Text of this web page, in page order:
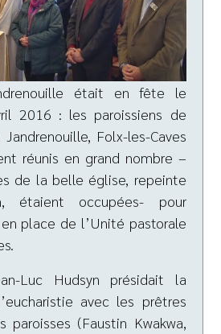
était en fête le
2016 : les paroissiens de
Jandrenouille, Folx-les-Caves
réunis en grand nombre –
de la belle église, repeinte
étaient occupées- pour
place de l’Unité pastorale
Luc Hudsyn présidait la
avec les prêtres
paroisses (Faustin Kwakwa,